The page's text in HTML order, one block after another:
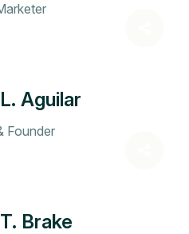
Aguilar
Founder
Brake